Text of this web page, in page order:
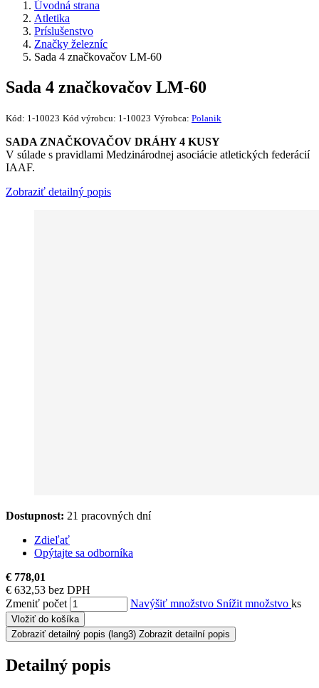
Úvodná strana
Atletika
Príslušenstvo
Značky železníc
Sada 4 značkovačov LM-60
Sada 4 značkovačov LM-60
Kód: 1-10023 Kód výrobcu: 1-10023 Výrobca: Polanik
SADA ZNAČKOVAČOV DRÁHY 4 KUSY
V súlade s pravidlami Medzinárodnej asociácie atletických federácií
IAAF.
Zobraziť detailný popis
Dostupnost: 21 pracovných dní
Zdieľať
Opýtajte sa odborníka
€ 778,01
€ 632,53 bez DPH
Zmeniť počet
Navýšiť množstvo Snížit množstvo ks
Vložiť do košíka
Zobraziť detailný popis (lang3) Zobrazit detailní popis
Detailný popis